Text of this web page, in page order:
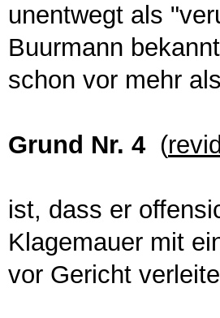
unentwegt als
Buurmann
schon vor mehr
Grund Nr. 4 (
ist, dass er
Klagemauer mit
vor Gericht